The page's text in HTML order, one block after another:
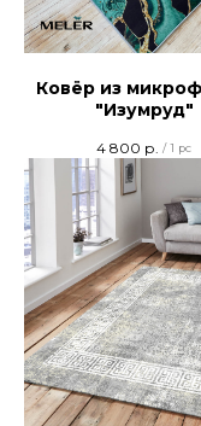
Ковёр из
"Изумруд"
4 800 р. / 1 pc